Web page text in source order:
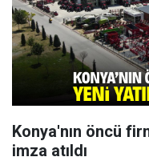
Konya'nın öncü
imza atıldı